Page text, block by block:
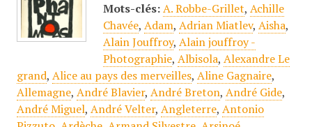
Mots-clés: A. Robbe-Grillet, Achille
Chavée, Adam, Adrian Miatlev, Aisha,
Alain Jouffroy, Alain jouffroy -
Photographie, Albisola, Alexandre Le
grand, Alice au pays des merveilles, Aline Gagnaire,
Allemagne, André Blavier, André Breton, André Gide,
André Miguel, André Velter, Angleterre, Antonio